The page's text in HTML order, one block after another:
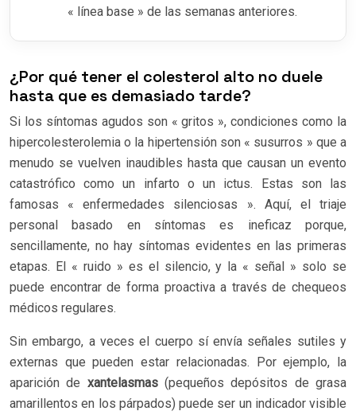
« línea base » de las semanas anteriores.
¿Por qué tener el colesterol alto no duele
hasta que es demasiado tarde?
Si los síntomas agudos son « gritos », condiciones como la
hipercolesterolemia o la hipertensión son « susurros » que a
menudo se vuelven inaudibles hasta que causan un evento
catastrófico como un infarto o un ictus. Estas son las
famosas « enfermedades silenciosas ». Aquí, el triaje
personal basado en síntomas es ineficaz porque,
sencillamente, no hay síntomas evidentes en las primeras
etapas. El « ruido » es el silencio, y la « señal » solo se
puede encontrar de forma proactiva a través de chequeos
médicos regulares.
Sin embargo, a veces el cuerpo sí envía señales sutiles y
externas que pueden estar relacionadas. Por ejemplo, la
aparición de xantelasmas(pequeños depósitos de grasa
amarillentos en los párpados) puede ser un indicador visible